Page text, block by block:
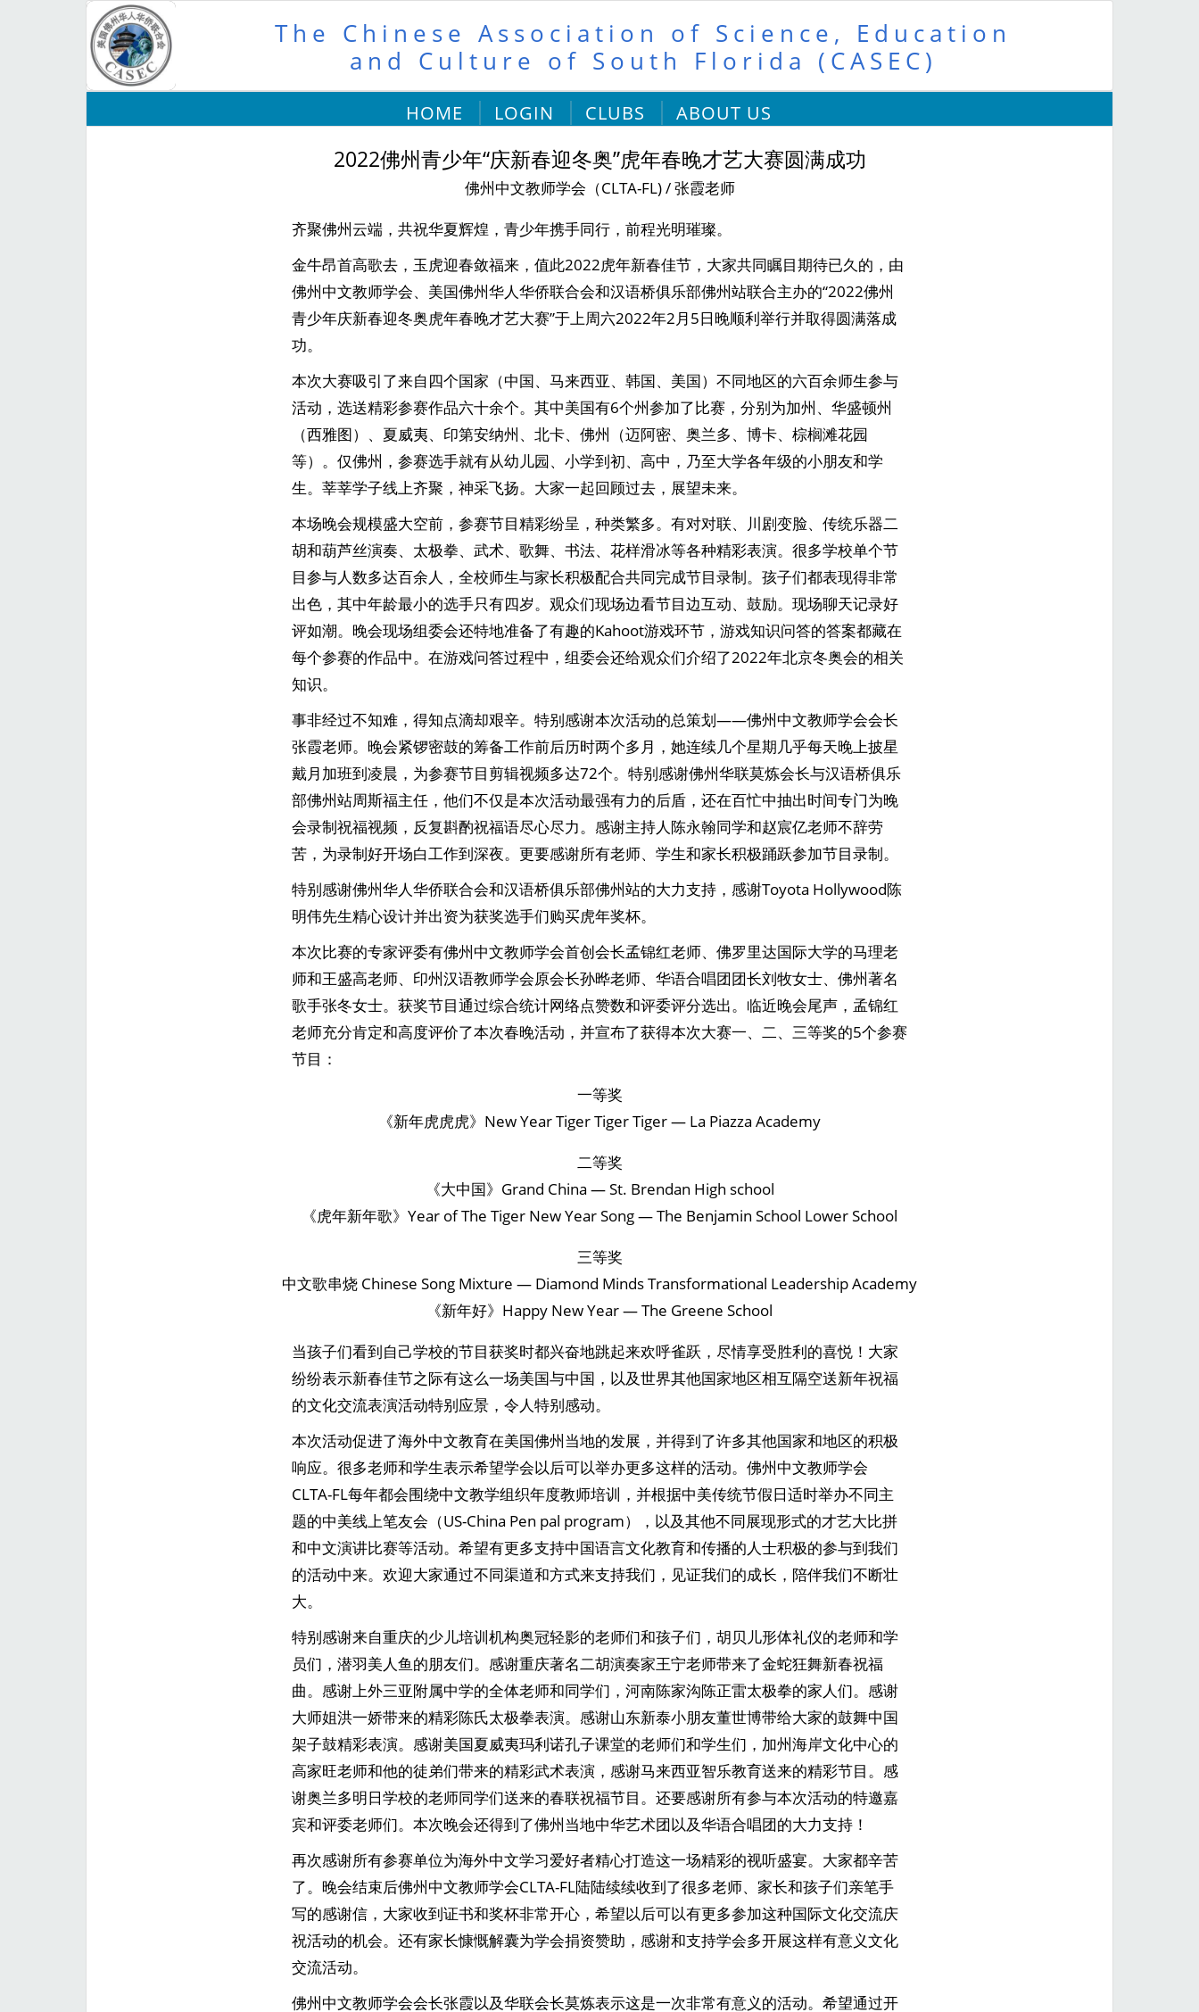
The Chinese Association of Science, Education
and Culture of South Florida (CASEC)
HOME LOGIN CLUBS ABOUT US
2022佛州青少年“庆新春迎冬奥”虎年春晚才艺大赛圆满成功
佛州中文教师学会（CLTA-FL) / 张霞老师
齐聚佛州云端，共祝华夏辉煌，青少年携手同行，前程光明璀璨。
金牛昂首高歌去，玉虎迎春敛福来，值此2022虎年新春佳节，大家共同瞩目期待已久的，由
佛州中文教师学会、美国佛州华人华侨联合会和汉语桥俱乐部佛州站联合主办的“2022佛州
青少年庆新春迎冬奥虎年春晚才艺大赛”于上周六2022年2月5日晚顺利举行并取得圆满落成
功。
本次大赛吸引了来自四个国家（中国、马来西亚、韩国、美国）不同地区的六百余师生参与
活动，选送精彩参赛作品六十余个。其中美国有6个州参加了比赛，分别为加州、华盛顿州
（西雅图）、夏威夷、印第安纳州、北卡、佛州（迈阿密、奥兰多、博卡、棕榈滩花园
等）。仅佛州，参赛选手就有从幼儿园、小学到初、高中，乃至大学各年级的小朋友和学
生。莘莘学子线上齐聚，神采飞扬。大家一起回顾过去，展望未来。
本场晚会规模盛大空前，参赛节目精彩纷呈，种类繁多。有对对联、川剧变脸、传统乐器二
胡和葫芦丝演奏、太极拳、武术、歌舞、书法、花样滑冰等各种精彩表演。很多学校单个节
目参与人数多达百余人，全校师生与家长积极配合共同完成节目录制。孩子们都表现得非常
出色，其中年龄最小的选手只有四岁。观众们现场边看节目边互动、鼓励。现场聊天记录好
评如潮。晚会现场组委会还特地准备了有趣的Kahoot游戏环节，游戏知识问答的答案都藏在
每个参赛的作品中。在游戏问答过程中，组委会还给观众们介绍了2022年北京冬奥会的相关
知识。
事非经过不知难，得知点滴却艰辛。特别感谢本次活动的总策划——佛州中文教师学会会长
张霞老师。晚会紧锣密鼓的筹备工作前后历时两个多月，她连续几个星期几乎每天晚上披星
戴月加班到凌晨，为参赛节目剪辑视频多达72个。特别感谢佛州华联莫炼会长与汉语桥俱乐
部佛州站周斯福主任，他们不仅是本次活动最强有力的后盾，还在百忙中抽出时间专门为晚
会录制祝福视频，反复斟酌祝福语尽心尽力。感谢主持人陈永翰同学和赵宸亿老师不辞劳
苦，为录制好开场白工作到深夜。更要感谢所有老师、学生和家长积极踊跃参加节目录制。
特别感谢佛州华人华侨联合会和汉语桥俱乐部佛州站的大力支持，感谢Toyota Hollywood陈
明伟先生精心设计并出资为获奖选手们购买虎年奖杯。
本次比赛的专家评委有佛州中文教师学会首创会长孟锦红老师、佛罗里达国际大学的马理老
师和王盛高老师、印州汉语教师学会原会长孙晔老师、华语合唱团团长刘牧女士、佛州著名
歌手张冬女士。获奖节目通过综合统计网络点赞数和评委评分选出。临近晚会尾声，孟锦红
老师充分肯定和高度评价了本次春晚活动，并宣布了获得本次大赛一、二、三等奖的5个参赛
节目：
一等奖
《新年虎虎虎》New Year Tiger Tiger Tiger — La Piazza Academy
二等奖
《大中国》Grand China — St. Brendan High school
《虎年新年歌》Year of The Tiger New Year Song — The Benjamin School Lower School
三等奖
中文歌串烧 Chinese Song Mixture — Diamond Minds Transformational Leadership Academy
《新年好》Happy New Year — The Greene School
当孩子们看到自己学校的节目获奖时都兴奋地跳起来欢呼雀跃，尽情享受胜利的喜悦！大家
纷纷表示新春佳节之际有这么一场美国与中国，以及世界其他国家地区相互隔空送新年祝福
的文化交流表演活动特别应景，令人特别感动。
本次活动促进了海外中文教育在美国佛州当地的发展，并得到了许多其他国家和地区的积极
响应。很多老师和学生表示希望学会以后可以举办更多这样的活动。佛州中文教师学会
CLTA-FL每年都会围绕中文教学组织年度教师培训，并根据中美传统节假日适时举办不同主
题的中美线上笔友会（US-China Pen pal program），以及其他不同展现形式的才艺大比拼
和中文演讲比赛等活动。希望有更多支持中国语言文化教育和传播的人士积极的参与到我们
的活动中来。欢迎大家通过不同渠道和方式来支持我们，见证我们的成长，陪伴我们不断壮
大。
特别感谢来自重庆的少儿培训机构奥冠轻影的老师们和孩子们，胡贝儿形体礼仪的老师和学
员们，潜羽美人鱼的朋友们。感谢重庆著名二胡演奏家王宁老师带来了金蛇狂舞新春祝福
曲。感谢上外三亚附属中学的全体老师和同学们，河南陈家沟陈正雷太极拳的家人们。感谢
大师姐洪一娇带来的精彩陈氏太极拳表演。感谢山东新泰小朋友董世博带给大家的鼓舞中国
架子鼓精彩表演。感谢美国夏威夷玛利诺孔子课堂的老师们和学生们，加州海岸文化中心的
高家旺老师和他的徒弟们带来的精彩武术表演，感谢马来西亚智乐教育送来的精彩节目。感
谢奥兰多明日学校的老师同学们送来的春联祝福节目。还要感谢所有参与本次活动的特邀嘉
宾和评委老师们。本次晚会还得到了佛州当地中华艺术团以及华语合唱团的大力支持！
再次感谢所有参赛单位为海外中文学习爱好者精心打造这一场精彩的视听盛宴。大家都辛苦
了。晚会结束后佛州中文教师学会CLTA-FL陆陆续续收到了很多老师、家长和孩子们亲笔手
写的感谢信，大家收到证书和奖杯非常开心，希望以后可以有更多参加这种国际文化交流庆
祝活动的机会。还有家长慷慨解囊为学会捐资赞助，感谢和支持学会多开展这样有意义文化
交流活动。
佛州中文教师学会会长张霞以及华联会长莫炼表示这是一次非常有意义的活动。希望通过开